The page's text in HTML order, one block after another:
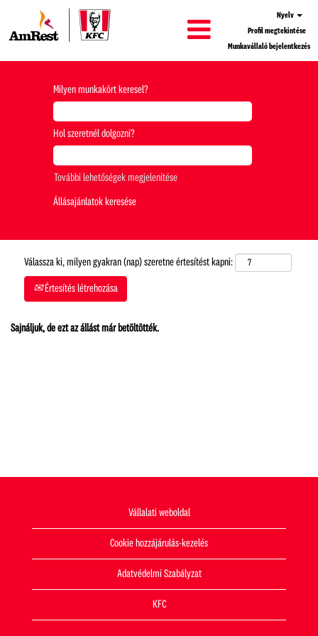
Nyelv
Profil megtekintése
Munkavállaló bejelentkezés
Milyen munkakört keresel?
Hol szeretnél dolgozni?
További lehetőségek megjelenítése
Válassza ki, milyen gyakran (nap) szeretne értesítést kapni:
Értesítés létrehozása
Sajnáljuk, de ezt az állást már betöltötték.
Vállalati weboldal
Cookie hozzájárulás-kezelés
Adatvédelmi Szabályzat
KFC